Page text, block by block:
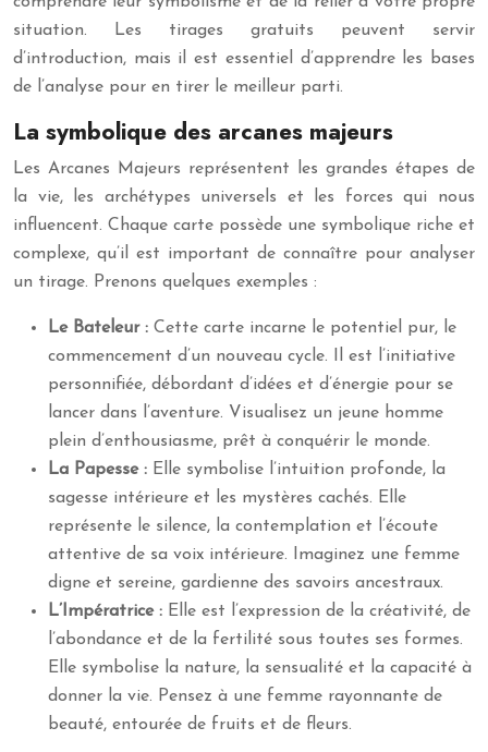
situation. Les tirages gratuits peuvent servir
d’introduction, mais il est essentiel d’apprendre les bases
de l’analyse pour en tirer le meilleur parti.
La symbolique des arcanes majeurs
Les Arcanes Majeurs représentent les grandes étapes de
la vie, les archétypes universels et les forces qui nous
influencent. Chaque carte possède une symbolique riche et
complexe, qu’il est important de connaître pour analyser
un tirage. Prenons quelques exemples :
Le Bateleur : Cette carte incarne le potentiel pur, le
commencement d’un nouveau cycle. Il est l’initiative
personnifiée, débordant d’idées et d’énergie pour se
lancer dans l’aventure. Visualisez un jeune homme
plein d’enthousiasme, prêt à conquérir le monde.
La Papesse : Elle symbolise l’intuition profonde, la
sagesse intérieure et les mystères cachés. Elle
représente le silence, la contemplation et l’écoute
attentive de sa voix intérieure. Imaginez une femme
digne et sereine, gardienne des savoirs ancestraux.
L’Impératrice : Elle est l’expression de la créativité, de
l’abondance et de la fertilité sous toutes ses formes.
Elle symbolise la nature, la sensualité et la capacité à
donner la vie. Pensez à une femme rayonnante de
beauté, entourée de fruits et de fleurs.